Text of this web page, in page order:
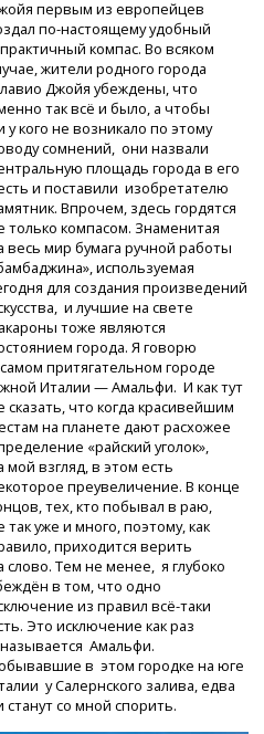
первым из европейцев
по-настоящемуудобный
компас. Во всяком
жители родного города
Джойя убеждены, что
так всё и было, а чтобы
у кого не возникало по этому
сомнений, они назвали
площадь города в его
и поставили изобретателю
Впрочем, здесь гордятся
только компасом. Знаменитая
весь мир бумага ручной работы
используемая
для создания произведений
и лучшие на свете
тоже являются
города. Я говорю
притягательном городе
Италии — Амальфи. И как тут
сказать, что когда красивейшим
на планете дают расхожее
«райский уголок»,
мой взгляд, в этом есть
преувеличение. В конце
тех, кто побывал в раю,
так уже и много, поэтому, как
приходится верить
слово. Тем не менее, я глубоко
в том, что одно
из правилвсё-таки
Это исключение как раз
Амальфи.
в этом городке на юге
у Салернского залива, едва
станут со мной спорить.